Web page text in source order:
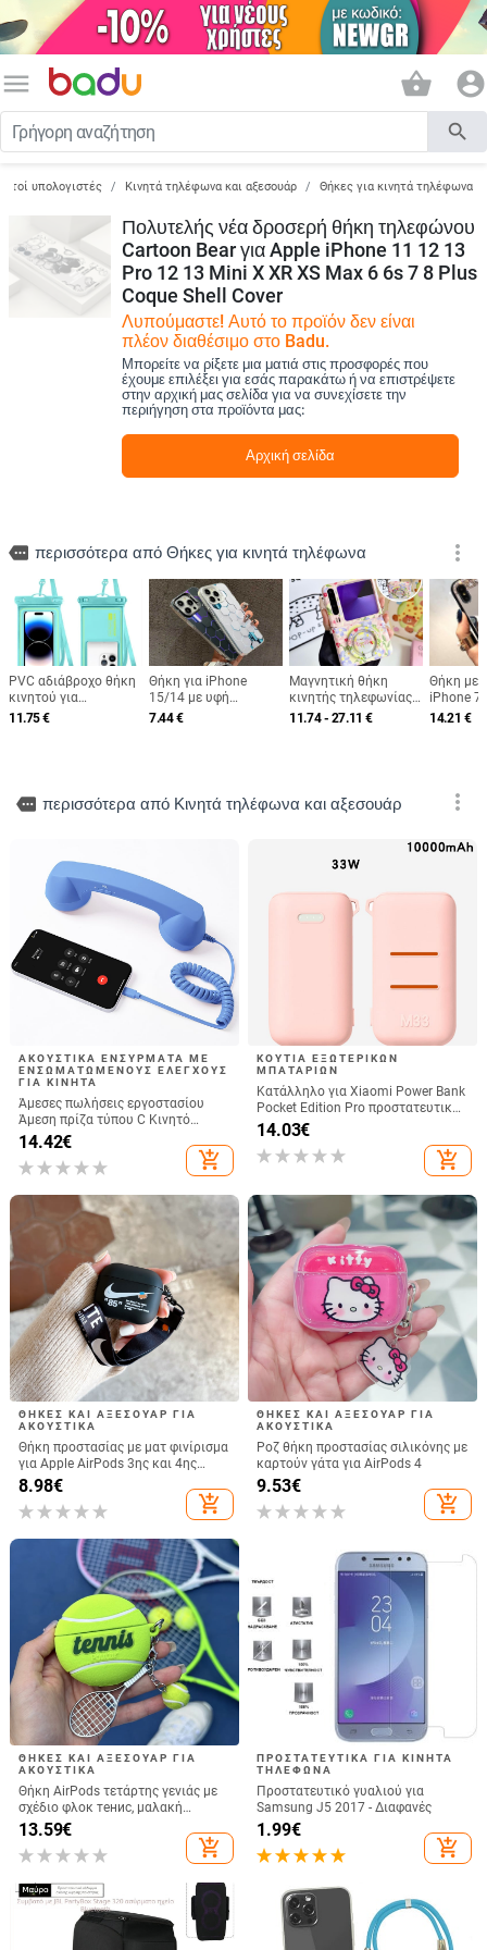
menu shopping_basket account_circle
search
υπολογιστές Κινητά τηλέφωνα και αξεσουάρ Θήκες για κινητά τηλέφωνα
Πολυτελής νέα δροσερή θήκη τηλεφώνου
Cartoon Bear για Apple iPhone 11 12 13
Pro 12 13 Mini X XR XS Max 6 6s 7 8 Plus
Coque Shell Cover
Λυπούμαστε! Αυτό το προϊόν δεν είναι
πλέον διαθέσιμο στο Badu.
Μπορείτε να ρίξετε μια ματιά στις προσφορές που
έχουμε επιλέξει για εσάς παρακάτω ή να επιστρέψετε
στην αρχική μας σελίδα για να συνεχίσετε την
περιήγηση στα προϊόντα μας:
Αρχική σελίδα
more περισσότερα από Θήκες για κινητά τηλέφωνα
PVC αδιάβροχο θήκη
κινητού για
κολύμβηση και
11.75€
Θήκη για iPhone
15/14 με υφή
κυψελών, ματ
7.44€
Μαγνητική θήκη
κινητής τηλεφωνίας
με γάτα σε γρασίδι
Flip 6/7/8
11.74 - 27.11 €
Θήκη με
iPhone 7
14.21 €
more_vert
more περισσότερα από Κινητά τηλέφωνα και αξεσουάρ
ΑΚΟΥΣΤΙΚΆ ΕΝΣΎΡΜΑΤΑ ΜΕ
ΕΝΣΩΜΑΤΩΜΈΝΟΥΣ ΕΛΈΓΧΟΥΣ
ΓΙΑ ΚΙΝΗΤΆ
Άμεσες πωλήσεις εργοστασίου
Άμεση πρίζα τύπου C Κινητό
τηλέφωνο Douyin Internet Celebrity
Κινητό τηλέφωνο Ηλεκτρικό
μικρόφωνο Ακουστικά με θύρα C
14.42€
add_shopping_cart
ΚΟΥΤΙΆ ΕΞΩΤΕΡΙΚΏΝ
ΜΠΑΤΑΡΙΏΝ
Κατάλληλο για Xiaomi Power Bank
Pocket Edition Pro προστατευτική
θήκη σιλικόνης 33W 10000mA
αντιολισθητική προστατευτική
θήκη για Power Bank
14.03€
add_shopping_cart
ΘΉΚΕΣ ΚΑΙ ΑΞΕΣΟΥΆΡ ΓΙΑ
ΑΚΟΥΣΤΙΚΆ
Θήκη προστασίας με ματ φινίρισμα
για Apple AirPods 3ης και 4ης
γενιάς
8.98€
add_shopping_cart
ΘΉΚΕΣ ΚΑΙ ΑΞΕΣΟΥΆΡ ΓΙΑ
ΑΚΟΥΣΤΙΚΆ
Ροζ θήκη προστασίας σιλικόνης με
καρτούν γάτα για AirPods 4
9.53€
add_shopping_cart
ΘΉΚΕΣ ΚΑΙ ΑΞΕΣΟΥΆΡ ΓΙΑ
ΑΚΟΥΣΤΙΚΆ
Θήκη AirPods τετάρτης γενιάς με
σχέδιο φλοκ тенис, μαλακή
σιλικόνη 3D σχεδιασμό, συμβατή
με AirPods 3 και Pro 2
13.59€
add_shopping_cart
ΠΡΟΣΤΑΤΕΥΤΙΚΆ ΓΙΑ ΚΙΝΗΤΆ
ΤΗΛΈΦΩΝΑ
Προστατευτικό γυαλιού για
Samsung J5 2017 - Διαφανές
1.99€
add_shopping_cart
more_vert